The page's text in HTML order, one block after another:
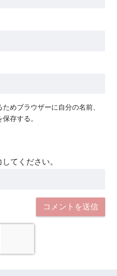
めブラウザーに自分の名前、
存する。
てください。